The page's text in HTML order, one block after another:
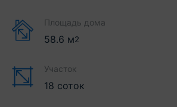
Площадь дома
58.6 м2
Участок
18 соток